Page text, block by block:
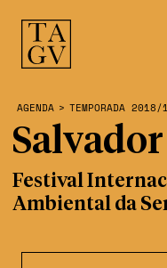
AGENDA > TEMPORADA 2018/
Festival
Ambiental da